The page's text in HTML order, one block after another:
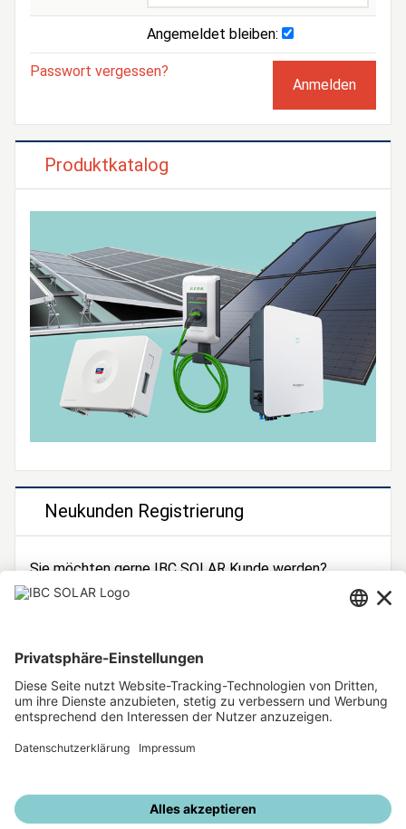
Angemeldet bleiben:
Passwort vergessen?
Produktkatalog
Neukunden Registrierung
Sie möchten gerne IBC SOLAR Kunde werden?
Dann registrieren Sie sich jetzt!
Unsere weiteren Angebote
IBC SOLAR Webseite